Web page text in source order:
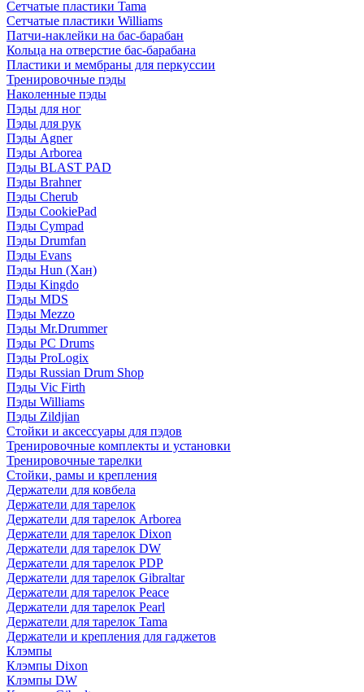
Сетчатые пластики Tama
Сетчатые пластики Williams
Патчи-наклейки на бас-барабан
Кольца на отверстие бас-барабана
Пластики и мембраны для перкуссии
Тренировочные пэды
Наколенные пэды
Пэды для ног
Пэды для рук
Пэды Agner
Пэды Arborea
Пэды BLAST PAD
Пэды Brahner
Пэды Cherub
Пэды CookiePad
Пэды Cympad
Пэды Drumfan
Пэды Evans
Пэды Hun (Хан)
Пэды Kingdo
Пэды MDS
Пэды Mezzo
Пэды Mr.Drummer
Пэды PC Drums
Пэды ProLogix
Пэды Russian Drum Shop
Пэды Vic Firth
Пэды Williams
Пэды Zildjian
Стойки и аксессуары для пэдов
Тренировочные комплекты и установки
Тренировочные тарелки
Стойки, рамы и крепления
Держатели для ковбела
Держатели для тарелок
Держатели для тарелок Arborea
Держатели для тарелок Dixon
Держатели для тарелок DW
Держатели для тарелок PDP
Держатели для тарелок Gibraltar
Держатели для тарелок Peace
Держатели для тарелок Pearl
Держатели для тарелок Tama
Держатели и крепления для гаджетов
Клэмпы
Клэмпы Dixon
Клэмпы DW